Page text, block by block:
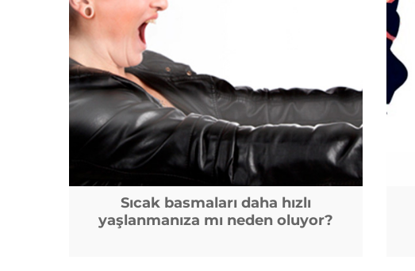
Sıcak basmaları daha hızlı
yaşlanmanıza mı neden oluyor?